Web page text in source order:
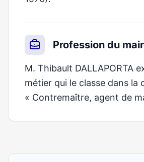
Profession du
M. Thibault DALLAPORTA
métier qui le classe dans la
« Contremaître, agent de